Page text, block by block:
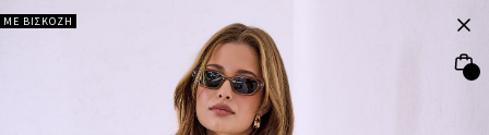
ΜΕ ΒΙΣΚΟΖΗ